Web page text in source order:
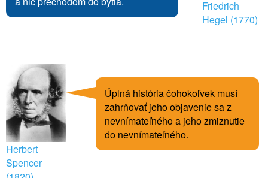
Friedrich
Hegel (1770)
Herbert
Spencer
Úplná história čohokoľvek musí
zahrňovať jeho objavenie sa z
nevnímateľného a jeho zmiznutie
do nevnímateľného.